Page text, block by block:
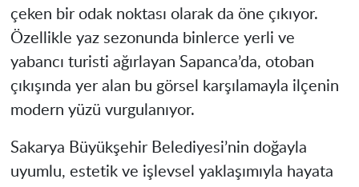
çeken bir odak noktası olarak da öne çıkıyor.
Özellikle yaz sezonunda binlerce yerli ve
yabancı turisti ağırlayan Sapanca’da, otoban
çıkışında yer alan bu görsel karşılamayla ilçenin
modern yüzü vurgulanıyor.
Sakarya Büyükşehir Belediyesi’nin doğayla
uyumlu, estetik ve işlevsel yaklaşımıyla hayata